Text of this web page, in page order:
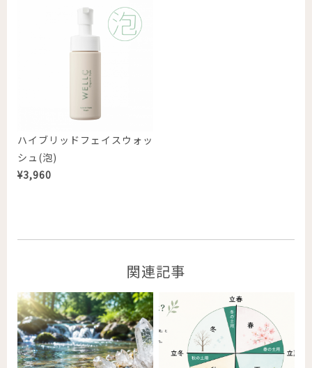
ハイブリッドフェイスウォッ
シュ(泡)
¥3,960
関連記事